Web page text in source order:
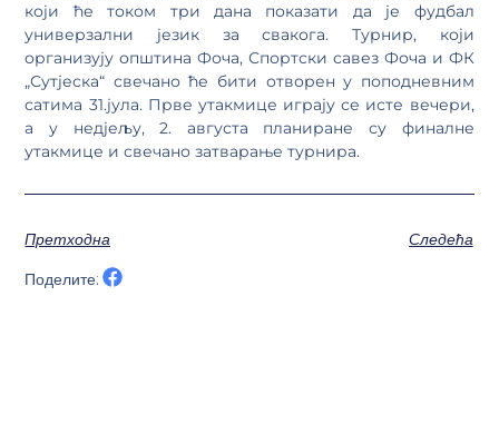
који ће током три дана показати да је фудбал
универзални језик за свакога. Турнир, који
организују општина Фоча, Спортски савез Фоча и ФК
„Сутјеска“ свечано ће бити отворен у поподневним
сатима 31.јула. Прве утакмице играју се исте вечери,
а у недјељу, 2. августа планиране су финалне
утакмице и свечано затварање турнира.
Претходна
Следећа
Поделите: